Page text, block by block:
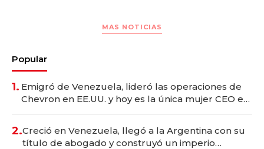
MAS NOTICIAS
Popular
1. Emigró de Venezuela, lideró las operaciones de
Chevron en EE.UU. y hoy es la única mujer CEO en
2.Creció en Venezuela, llegó a la Argentina con su
título de abogado y construyó un imperio